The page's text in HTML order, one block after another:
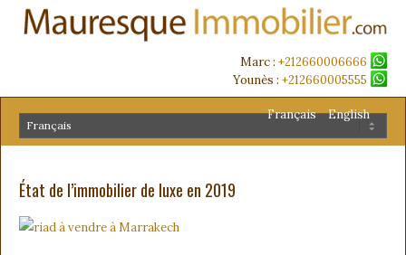
Marc : +212660006666
Younès : +212660005555
Français English
État de l’immobilier de luxe en 2019